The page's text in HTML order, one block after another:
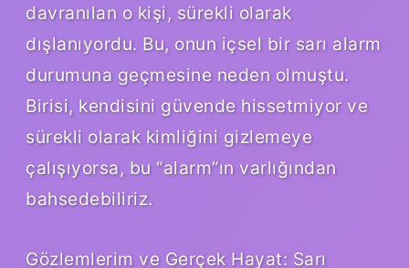
davranılan o kişi, sürekli olarak
dışlanıyordu. Bu, onun içsel bir sarı alarm
durumuna geçmesine neden olmuştu.
Birisi, kendisini güvende hissetmiyor ve
sürekli olarak kimliğini gizlemeye
çalışıyorsa, bu “alarm”ın varlığından
bahsedebiliriz.
Gözlemlerim ve Gerçek Hayat: Sarı